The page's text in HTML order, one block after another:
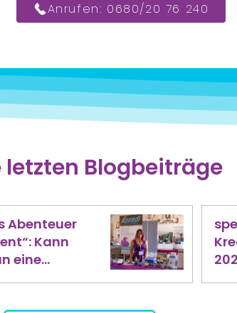
Anrufen: 0680/20 76 240
letzten Blogbeiträge
Abenteuer
Kann
eine